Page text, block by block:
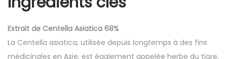
Extrait de Centella Asiatica 68%
La Centella asiatica, utilisée depuis longtemps à des fins
médicinales en Asie, est également appelée herbe du tigre,